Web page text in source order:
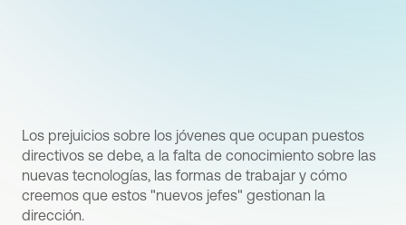
Los prejuicios sobre los jóvenes que ocupan puestos
directivos se debe, a la falta de conocimiento sobre las
nuevas tecnologías, las formas de trabajar y cómo
creemos que estos "nuevos jefes" gestionan la
dirección.